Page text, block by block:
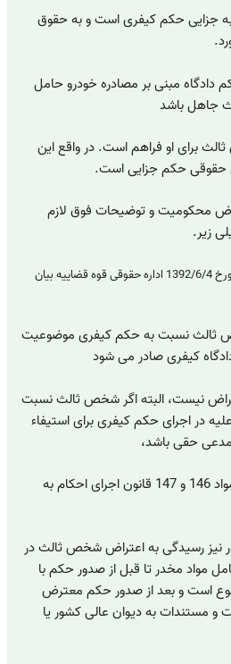
جزایی حکم کیفری است و به حقوق
مبنی بر مصادره خودرو حامل
جاهل باشد
برای او فراهم است. در واقع این
حقوقی حکم جزایی است.
محکومیت و توضیحات فوق لازم
زیر.
نظریه مشورتی شماره 7/10487 مورخ 1392/6/4 اداره حقوقی قوه قضاییه بیان
ثالث نسبت به حکم کیفری موضوعیت
کیفری صادر می شود
نیست، البته اگر شخص ثالث نسبت
در اجرای حکم کیفری برای استیفاء
حقی باشد،
رسیدگی به شکایت وی وفق مواد 146 و 147 قانون اجرای احکام به
نیز رسیدگی به اعتراض شخص ثالث در
مخدر تا قبل از صدور حکم با
است و بعد از صدور حکم معترض
و مستندات به دیوان عالی کشور یا